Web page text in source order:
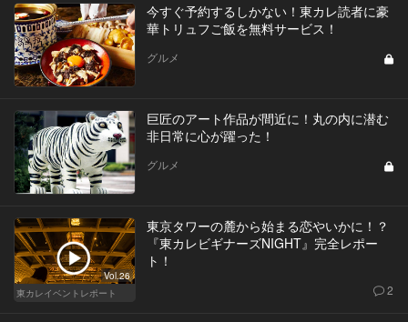
今すぐ予約するしかない！東カレ読者に豪
華トリュフご飯を無料サービス！
グルメ
巨匠のアート作品が間近に！丸の内に潜む
非日常に心が躍った！
グルメ
Vol.26
東カレイベントレポート
東京タワーの麓から始まる恋やいかに！？
『東カレビギナーズNIGHT』完全レポー
ト！
2